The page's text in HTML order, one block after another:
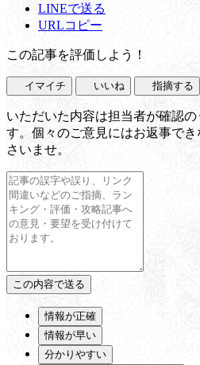
LINEで送る
URLコピー
この記事を評価しよう！
イマイチ いいね 指摘する
いただいた内容は担当者が確認
す。個々のご意見にはお返事で
さいませ。
情報が正確
情報が早い
分かりやすい